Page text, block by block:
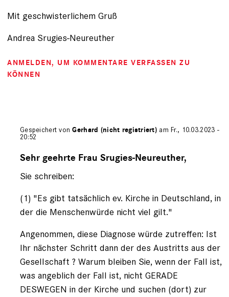
Mit geschwisterlichem Gruß
Andrea Srugies-Neureuther
ANMELDEN, UM KOMMENTARE VERFASSEN ZU
KÖNNEN
Gespeichert vonGerhard (nicht registriert) am Fr., 10.03.2023 -
20:52
auf
Andrea
(nicht
registriert)
Sehr geehrte Frau Srugies-Neureuther,
Sie schreiben:
(1) "Es gibt tatsächlich ev. Kirche in Deutschland, in
der die Menschenwürde nicht viel gilt."
Angenommen, diese Diagnose würde zutreffen: Ist
Ihr nächster Schritt dann der des Austritts aus der
Gesellschaft ? Warum bleiben Sie, wenn der Fall ist,
was angeblich der Fall ist, nicht GERADE
DESWEGEN in der Kirche und suchen (dort) zur